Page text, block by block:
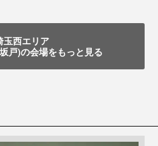
玉西エリア
戸)の会場をもっと見る